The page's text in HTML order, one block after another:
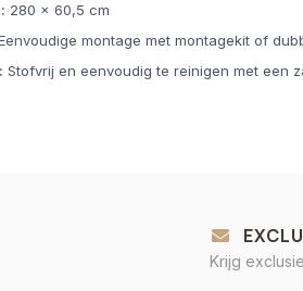
280 × 60,5 cm
montage met montagekit of
Stofvrij en eenvoudig te reinigen met een
Krijg